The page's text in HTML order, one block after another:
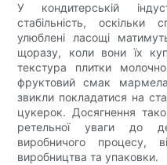
У кондитерській
стабільність, оскільки
улюблені ласощі
щоразу, коли вони їх
текстура плитки
фруктовий смак
звикли покладатися на
цукерок. Досягнення
ретельної уваги до
виробничого процесу,
виробництва та упаковки.